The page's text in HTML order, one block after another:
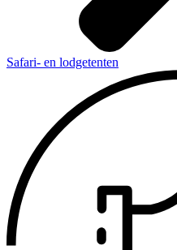
Safari- en lodgetenten